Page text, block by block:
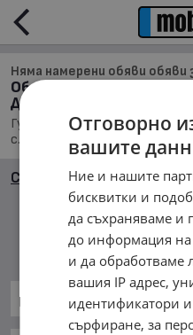
Няма намерени обяви обяви
Обяви за Гуми и
Джипове в с. Пролеша
Гуми и джанти, Намира се в
с. Пролеша, Подредени по:
Сортиране
Няма
Гуми и
Отговорно
вашите
Ние и нашите
бисквитки и
да съхраняваме и
до информация на
и да обработваме
вашия IP адрес,
идентификатори
сърфиране, за